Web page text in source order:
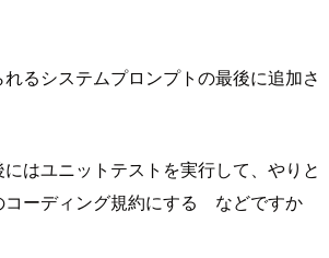
るシステムプロンプトの最後に追加さ
はユニットテストを実行して、やりと
コーディング規約にする などですか